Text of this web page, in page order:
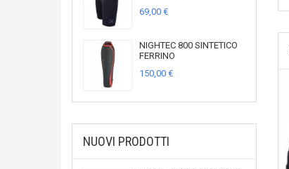
69,00 €
NIGHTEC 800 SINTETICO
FERRINO
150,00 €
NUOVI PRODOTTI